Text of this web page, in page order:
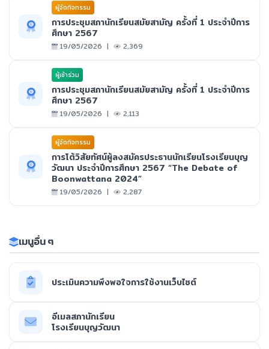
ผูัจัดกิจกรรม
การประชุมสภานักเรียนสมัยสามัญ ครั้งที่ 1 ประจำปีการ
ศึกษา 2567
19/05/2026 | 2,369
ผู้เข้าร่วม
การประชุมสภานักเรียนสมัยสามัญ ครั้งที่ 1 ประจำปีการ
ศึกษา 2567
19/05/2026 | 2,113
ผูัจัดกิจกรรม
การโต้วิสัยทัศน์ผู้ลงสมัครประธานนักเรียนโรงเรียนบุญ
วัฒนา ประจำปีการศึกษา 2567 “The Debate of
Boonwattana 2024”
19/05/2026 | 2,287
เมนูอื่น ๆ
ประเมินความพึงพอใจการใช้งานเว็บไซต์
อีเมลสภานักเรียน
โรงเรียนบุญวัฒนา